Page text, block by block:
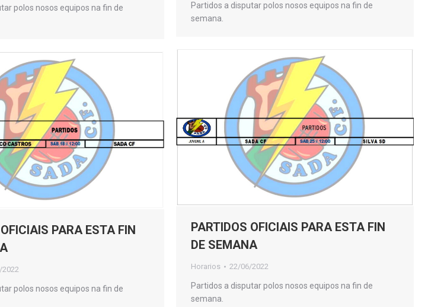
polos nosos equipos na fin de
Partidos a disputar polos nosos equipos na fin de
semana.
PARTIDOS OFICIAIS PARA ESTA FIN
DE SEMANA
Horarios 22/06/2022
Partidos a disputar polos nosos equipos na fin de
semana.
PARA ESTA FIN
polos nosos equipos na fin de